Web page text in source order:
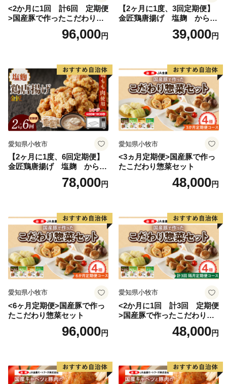
<2か月に1回 計6回 定期便
>国産豚で作ったこだわり惣
96,000円
【2ヶ月に1度、3回定期便】
金匠鶏唐揚げ 塩麹 からあ
39,000円
愛知県小牧市
【2ヶ月に1度、6回定期便】
金匠鶏唐揚げ 塩麹 からあ
78,000円
愛知県小牧市
<3ヵ月定期便>国産豚で作っ
たこだわり惣菜セット
48,000円
愛知県小牧市
<6ヶ月定期便>国産豚で作っ
たこだわり惣菜セット
96,000円
愛知県小牧市
<2か月に1回 計3回 定期便
>国産豚で作ったこだわり惣
48,000円